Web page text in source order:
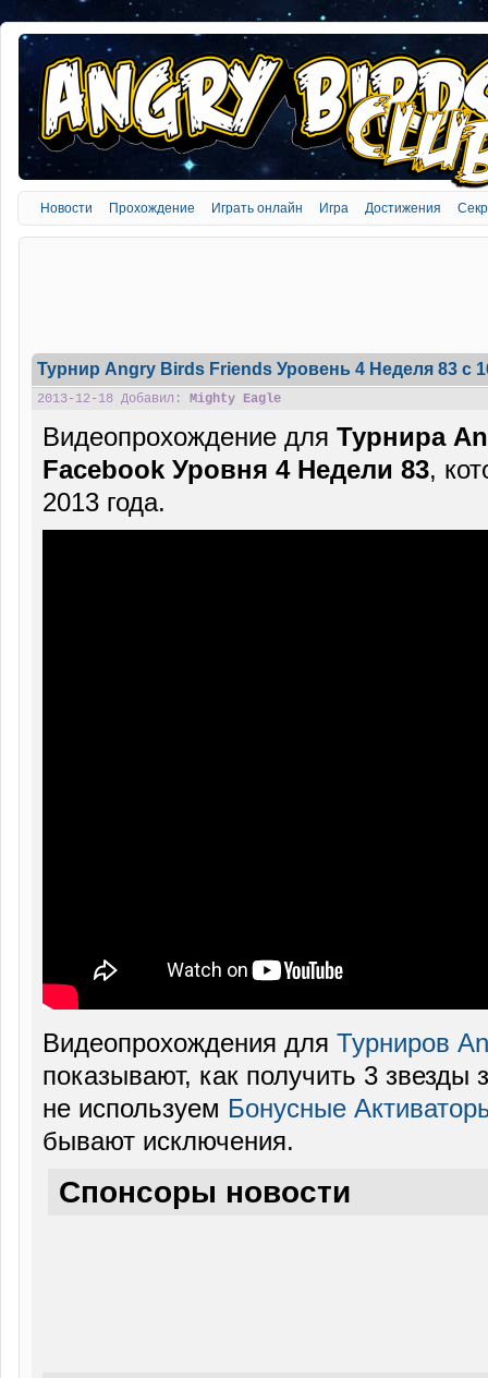
Новости Прохождение Играть онлайн Игра Достижения
Турнир Angry Birds Friends Уровень 4 Неделя 83 c
2013-12-18 Добавил: Mighty Eagle
Видеопрохождение для Турнира
Facebook Уровня 4 Недели 83,
2013 года.
Видеопрохождения для Турниров
показывают, как получить 3
не используем Бонусные
бывают исключения.
Спонсоры новости